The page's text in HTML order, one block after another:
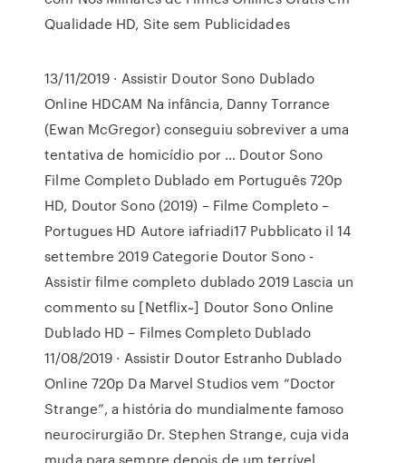
Qualidade HD, Site sem Publicidades
13/11/2019 · Assistir Doutor Sono Dublado
Online HDCAM Na infância, Danny Torrance
(Ewan McGregor) conseguiu sobreviver a uma
tentativa de homicídio por … Doutor Sono
Filme Completo Dublado em Português 720p
HD, Doutor Sono (2019) – Filme Completo –
Portugues HD Autore iafriadi17 Pubblicato il 14
settembre 2019 Categorie Doutor Sono -
Assistir filme completo dublado 2019 Lascia un
commento su [Netflix~] Doutor Sono Online
Dublado HD – Filmes Completo Dublado
11/08/2019 · Assistir Doutor Estranho Dublado
Online 720p Da Marvel Studios vem “Doctor
Strange”, a história do mundialmente famoso
neurocirurgião Dr. Stephen Strange, cuja vida
muda para sempre depois de um terrível